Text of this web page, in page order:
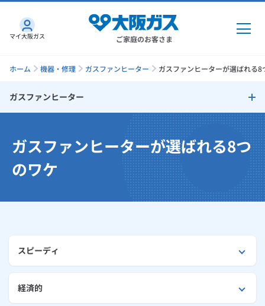
ご家庭のお客さま
ガス・電気 トップ
GAS得プラン
電気
まとめプラン紹介
インターネット
料金プラン
工事・開通までの流れ
機器
修理
リフォーム・リノベーション
お手続き・サポート
マイ大阪ガス
ホーム 機器・修理 ガスファンヒーター ガスファンヒーターが選ばれる
ガスファンヒーター
ガスファンヒーターは省エネ・快適
満足度調査結果
ご購入前のチェックポイント
ガスファンヒーターが選ばれる8つ
のワケ
スピーディ
経済的